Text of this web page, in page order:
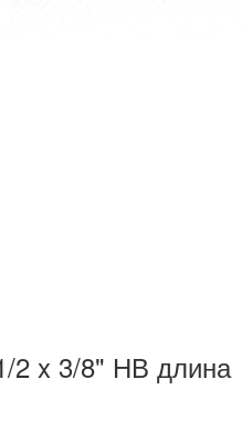
2 x 3/8" НВ длина